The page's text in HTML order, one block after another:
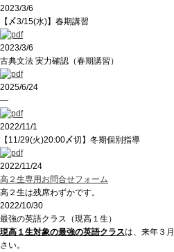
2023/3/6
【〆3/15(水)】春期講習
2023/3/6
古典文法 実力確認（春期講習）
2025/6/24
―
2022/11/1
【11/29(火)20:00〆切】冬期個別指導
2022/11/24
高２生専用お問合せフォーム
高２生は残席わずかです。
2022/10/30
最強の英語クラス（現高１生）
現高１生対象の最強の英語クラスは、来年３
さい。